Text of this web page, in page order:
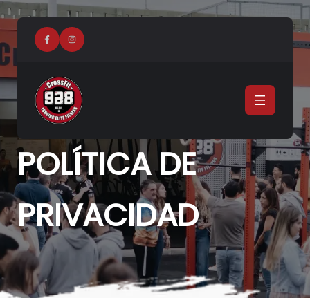
contenido
POLÍTICA DE
PRIVACIDAD